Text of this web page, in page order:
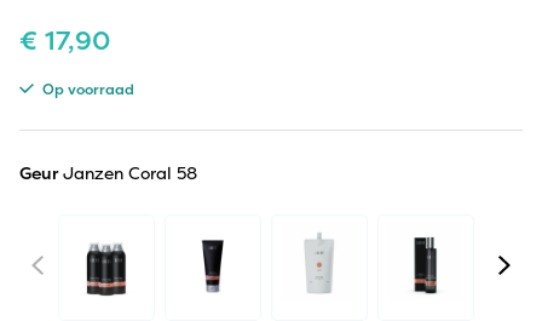
€ 17,90
Op voorraad
GeurJanzen Coral 58